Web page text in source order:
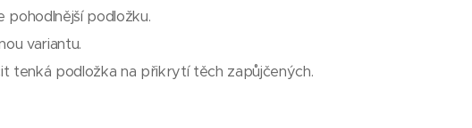
pohodlnější podložku.
variantu.
tenká podložka na přikrytí těch zapůjčených.